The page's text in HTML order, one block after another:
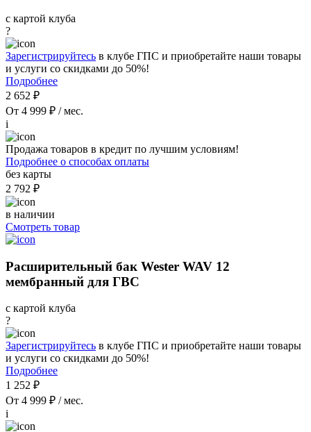
с картой клуба
?
Зарегистрируйтесь в клубе ГПС и приобретайте наши товары
и услуги со скидками до 50%!
Подробнее
2 652 ₽
От 4 999 ₽ / мес.
i
Продажа товаров в кредит по лучшим условиям!
Подробнее о способах оплаты
без карты
2 792 ₽
в наличии
Смотреть товар
Расширительный бак Wester WAV 12
мембранный для ГВС
с картой клуба
?
Зарегистрируйтесь в клубе ГПС и приобретайте наши товары
и услуги со скидками до 50%!
Подробнее
1 252 ₽
От 4 999 ₽ / мес.
i